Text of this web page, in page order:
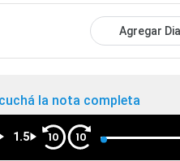
Agregar
la nota completa
1.5 10 10